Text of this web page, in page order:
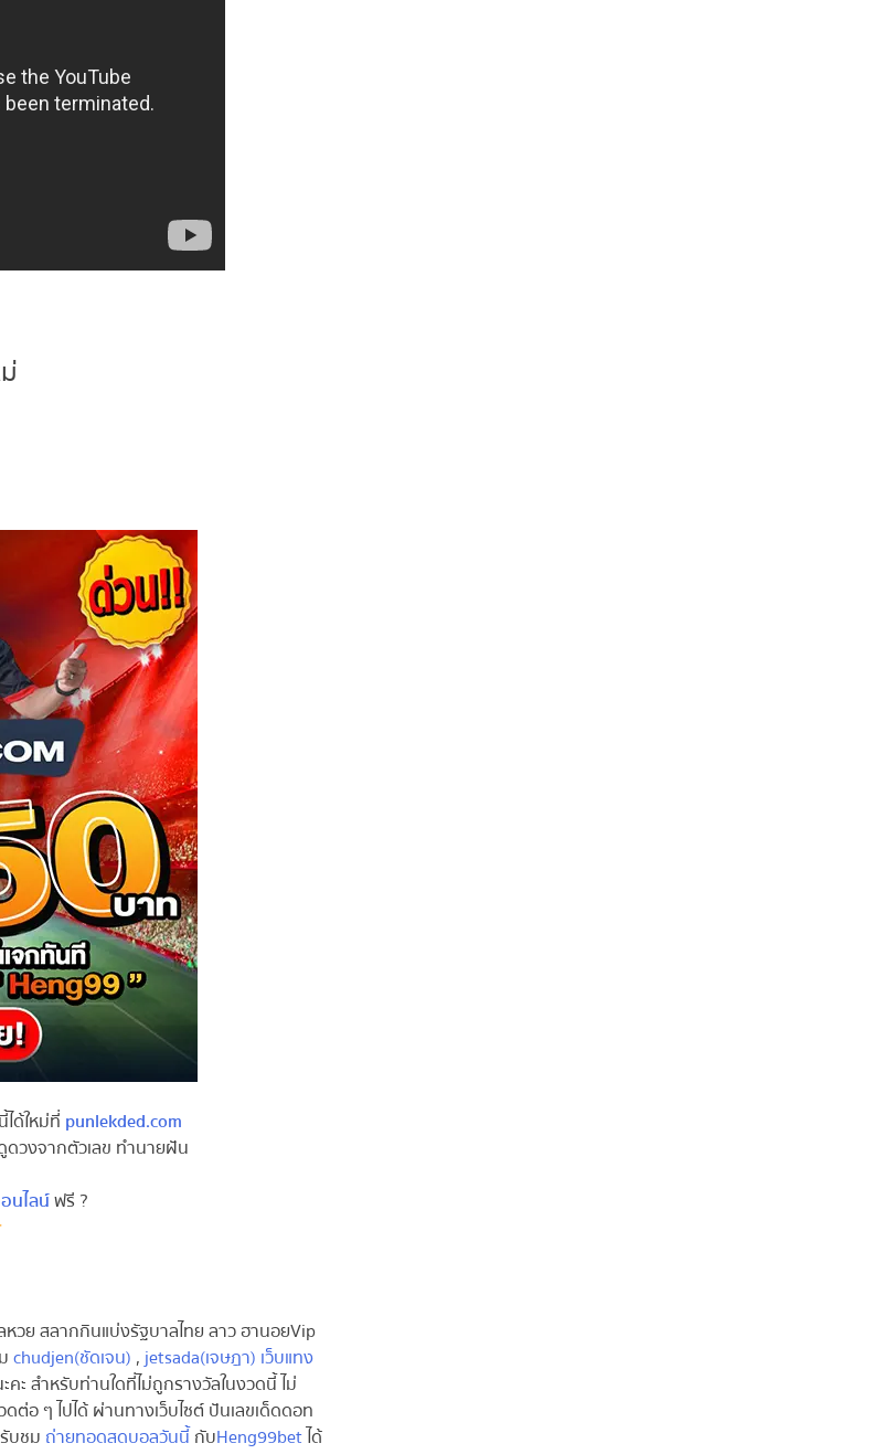
ใหม่ที่punlekded.com
วงจากตัวเลข ทำนายฝัน
ไลน์ฟรี ?
ย สลากกินแบ่งรัฐบาลไทย ลาว ฮานอยVip
chudjen(ชัดเจน), jetsada(เจษฎา)เว็บแทง
ำหรับท่านใดที่ไม่ถูกรางวัลในงวดนี้ ไม่
อ ๆ ไปได้ ผ่านทางเว็บไซต์ ปันเลขเด็ดดอท
บชมถ่ายทอดสดบอลวันนี้กับHeng99betได้